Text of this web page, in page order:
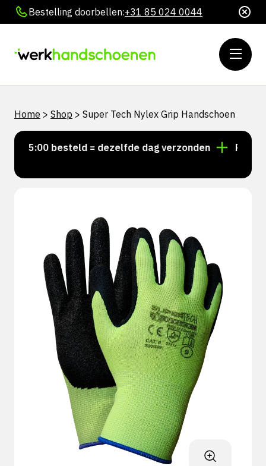
Bestelling doorbellen:+31 85 024 0044
Home > Shop > Super Tech Nylex Grip Handschoen
15:00 besteld = dezelfde dag verzonden